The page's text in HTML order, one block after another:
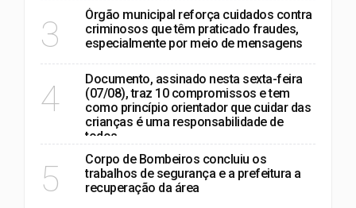
3
Órgão municipal reforça cuidados contra
criminosos que têm praticado fraudes,
especialmente por meio de mensagens
4
Documento, assinado nesta sexta-feira
(07/08), traz 10 compromissos e tem
como princípio orientador que cuidar das
crianças é uma responsabilidade de
todos
5
Corpo de Bombeiros concluiu os
trabalhos de segurança e a prefeitura a
recuperação da área